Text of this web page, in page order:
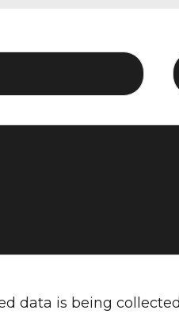
data is being